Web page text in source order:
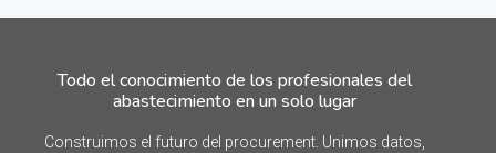
Todo el conocimiento de los profesionales del
abastecimiento en un solo lugar
Construimos el futuro del procurement. Unimos datos,